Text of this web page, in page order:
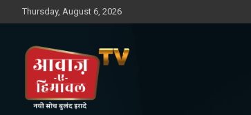
to
Thursday, August 6, 2026